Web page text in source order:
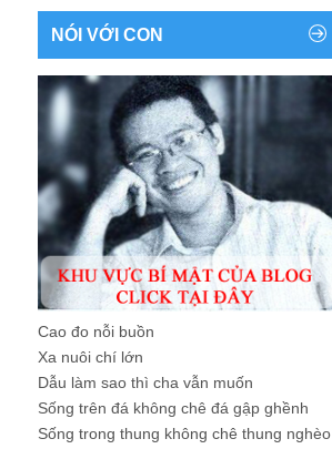
NÓI VỚI CON
Cao đo nỗi buồn
Xa nuôi chí lớn
Dẫu làm sao thì cha vẫn muốn
Sống trên đá không chê đá gập ghềnh
Sống trong thung không chê thung nghèo